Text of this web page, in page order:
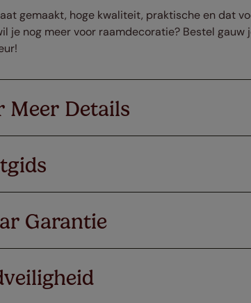
gemaakt, hoge kwaliteit, praktische en dat
je nog meer voor raamdecoratie? Bestel
Meer Details
Garantie